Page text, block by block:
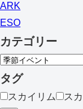
ARK
ESO
カテゴリー
タグ
スカイリム ス